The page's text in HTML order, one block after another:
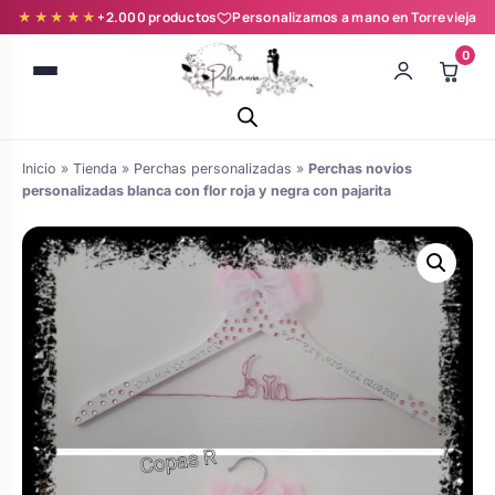
★★★★★+2.000 productos Personalizamos a mano en Torrevieja
0
novia y zapatillas
personalizadas
de boda
Árboles de Huellas para Primera
Comunión
Batas de comunión personalizadas
para niña
Inicio » Tienda » Perchas personalizadas » Perchas novios
personalizadas blanca con flor roja y negra con pajarita